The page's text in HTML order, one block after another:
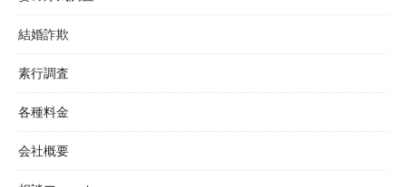
結婚詐欺
素行調査
各種料金
会社概要